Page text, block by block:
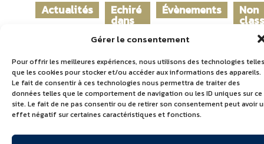
Gérer le consentement
Pour offrir les meilleures expériences, nous utilisons des technologies telles
que les cookies pour stocker et/ou accéder aux informations des appareils.
Le fait de consentir à ces technologies nous permettra de traiter des
données telles que le comportement de navigation ou les ID uniques sur ce
site. Le fait de ne pas consentir ou de retirer son consentement peut avoir
effet négatif sur certaines caractéristiques et fonctions.
Actualités Echiré
dans
monde
Évènements Non